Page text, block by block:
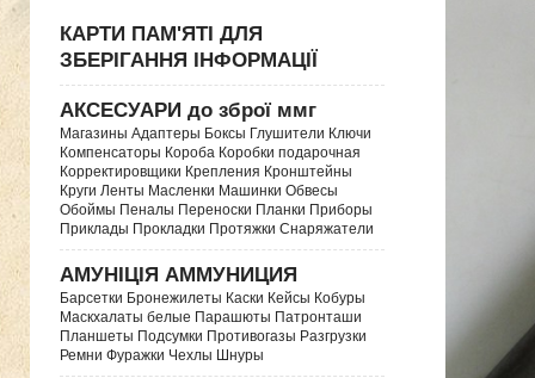
КАРТИ ПАМ'ЯТІ ДЛЯ
ЗБЕРІГАННЯ ІНФОРМАЦІЇ
АКСЕСУАРИ до зброї ммг
Магазины Адаптеры Боксы Глушители Ключи
Компенсаторы Короба Коробки подарочная
Корректировщики Крепления Кронштейны
Круги Ленты Масленки Машинки Обвесы
Обоймы Пеналы Переноски Планки Приборы
Приклады Прокладки Протяжки Снаряжатели
АМУНІЦІЯ АММУНИЦИЯ
Барсетки Бронежилеты Каски Кейсы Кобуры
Маскхалаты белые Парашюты Патронташи
Планшеты Подсумки Противогазы Разгрузки
Ремни Фуражки Чехлы Шнуры